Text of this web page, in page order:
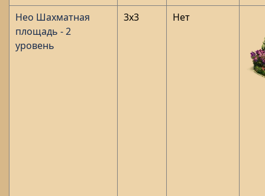
Нео Шахматная
площадь - 2
уровень
3x3 Нет